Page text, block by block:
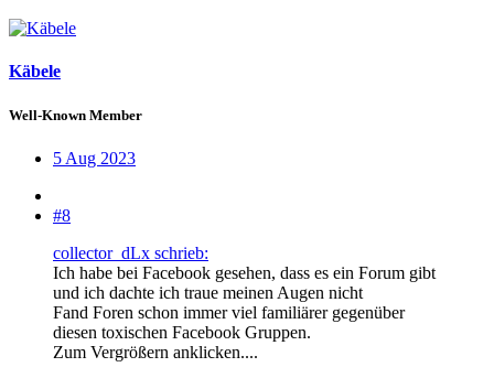
Käbele
Well-Known Member
5 Aug 2023
#8
collector_dLx schrieb:
Ich habe bei Facebook gesehen, dass es ein Forum gibt
und ich dachte ich traue meinen Augen nicht
Fand Foren schon immer viel familiärer gegenüber
diesen toxischen Facebook Gruppen.
Zum Vergrößern anklicken....